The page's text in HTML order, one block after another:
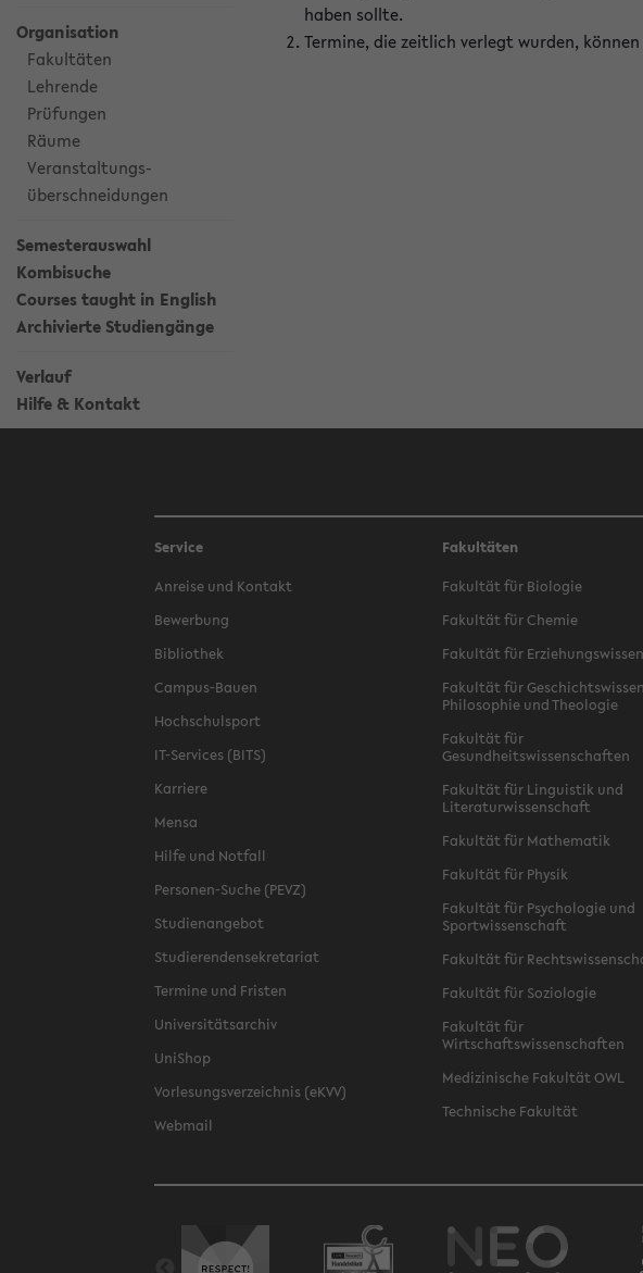
Organisation
Fakultäten
Lehrende
Prüfungen
Räume
Veranstaltungs-
überschneidungen
Semesterauswahl
Kombisuche
Courses taught in English
Archivierte Studiengänge
Verlauf
Hilfe & Kontakt
haben sollte.
Termine, die zeitlich verlegt wurden,
Service
Anreise und Kontakt
Bewerbung
Bibliothek
Campus-Bauen
Hochschulsport
IT-Services (BITS)
Karriere
Mensa
Hilfe und Notfall
Personen-Suche (PEVZ)
Studienangebot
Studierendensekretariat
Termine und Fristen
Universitätsarchiv
UniShop
Vorlesungsverzeichnis (eKVV)
Webmail
Fakultäten
Fakultät für Biologie
Fakultät für Chemie
Fakultät für
Fakultät für
Philosophie und Theologie
Fakultät für
Gesundheitswissenschaften
Fakultät für Linguistik und
Literaturwissenschaft
Fakultät für Mathematik
Fakultät für Physik
Fakultät für Psychologie und
Sportwissenschaft
Fakultät für
Fakultät für Soziologie
Fakultät für
Wirtschaftswissenschaften
Medizinische Fakultät OWL
Technische Fakultät